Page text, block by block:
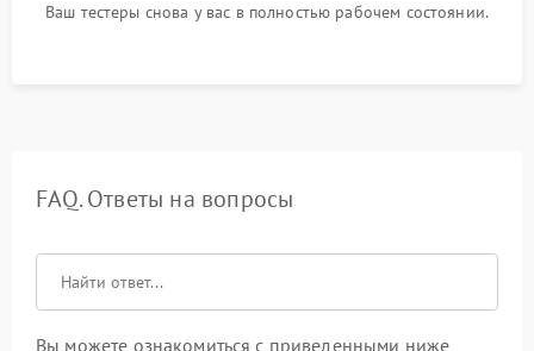
Ваш тестеры снова у вас в полностью рабочем состоянии.
FAQ. Ответы на вопросы
Вы можете ознакомиться с приведенными ниже